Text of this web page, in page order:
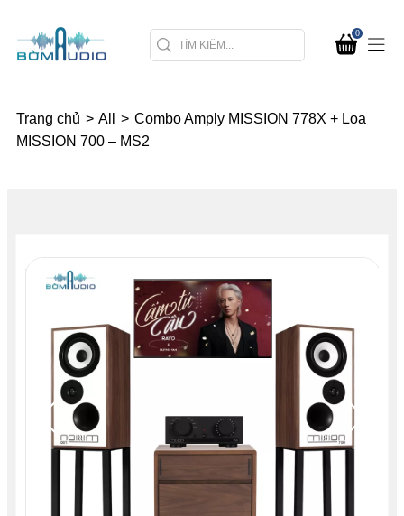
0
Trang chủ > All > Combo Amply MISSION 778X + Loa
MISSION 700 – MS2